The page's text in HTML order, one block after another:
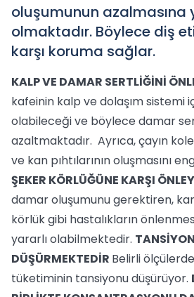
oluşumunun azalmasına
olmaktadır. Böylece diş
karşı koruma sağlar.
KALP VE DAMAR SERTLİĞİNİ
kafeinin kalp ve dolaşım sistemi
olabileceği ve böylece damar
azaltmaktadır. Ayrıca, çayın
ve kan pıhtılarının oluşmasını
ŞEKER KÖRLÜĞÜNE KARŞI
damar oluşumunu gerektiren,
körlük gibi hastalıkların
yararlı olabilmektedir.
DÜŞÜRMEKTEDİR Belirli
tüketiminin tansiyonu düşürüyor.